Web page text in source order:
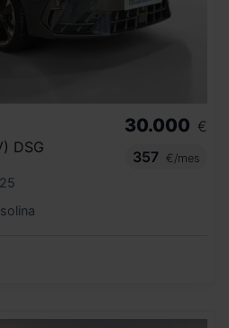
DSG
30.000 €
357
€/mes